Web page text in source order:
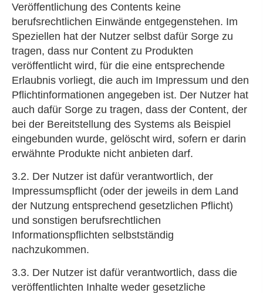
Veröffentlichung des Contents keine
berufsrechtlichen Einwände entgegenstehen. Im
Speziellen hat der Nutzer selbst dafür Sorge zu
tragen, dass nur Content zu Produkten
veröffentlicht wird, für die eine entsprechende
Erlaubnis vorliegt, die auch im Impressum und den
Pflichtinformationen angegeben ist. Der Nutzer hat
auch dafür Sorge zu tragen, dass der Content, der
bei der Bereitstellung des Systems als Beispiel
eingebunden wurde, gelöscht wird, sofern er darin
erwähnte Produkte nicht anbieten darf.
3.2. Der Nutzer ist dafür verantwortlich, der
Impressumspflicht (oder der jeweils in dem Land
der Nutzung entsprechend gesetzlichen Pflicht)
und sonstigen berufsrechtlichen
Informationspflichten selbstständig
nachzukommen.
3.3. Der Nutzer ist dafür verantwortlich, dass die
veröffentlichten Inhalte weder gesetzliche